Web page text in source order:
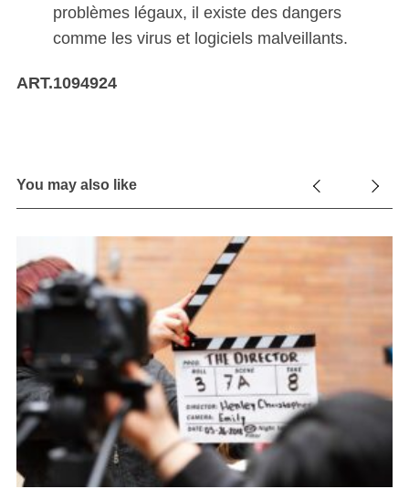
problèmes légaux, il existe des dangers
comme les virus et logiciels malveillants.
ART.1094924
You may also like